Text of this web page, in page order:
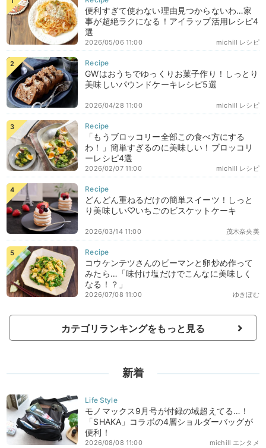
便利すぎて使わない理由見つからないわ…家
事が超絶ラクになる！アイラップ活用レシピ4
選
michill レシピ
2026/05/06 11:00
GWはおうちでゆっくりお菓子作り！しっとり
美味しいパウンドケーキレシピ5選
michill レシピ
2026/04/28 11:00
「もうブロッコリー全部この食べ方にする
わ！」簡単すぎるのに美味しい！ブロッコリ
ーレシピ4選
michill レシピ
2026/02/07 11:00
どんどん重ねるだけの簡単スイーツ！しっと
り美味しい♡いちごのビスケットケーキ
茂木奈央美
2026/03/14 11:00
コウケンテツさんのピーマンと卵炒め作って
みたら…「味付け塩だけでこんなに美味しく
なる！？」
ゆきぼむ
2026/07/08 11:00
カテゴリランキングをもっと見る
新着
モノマックス9月号が付録の域超えてる…！
「SHAKA」コラボの4層ショルダーバッグが
便利！
michill エンタメ
2026/08/08 11:00